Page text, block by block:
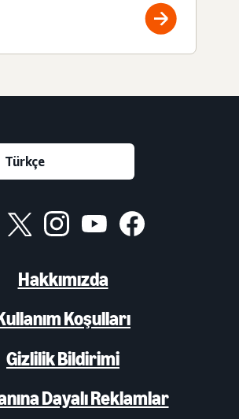
Hakkımızda
Koşulları
Gizlilik Bildirimi
Dayalı Reklamlar